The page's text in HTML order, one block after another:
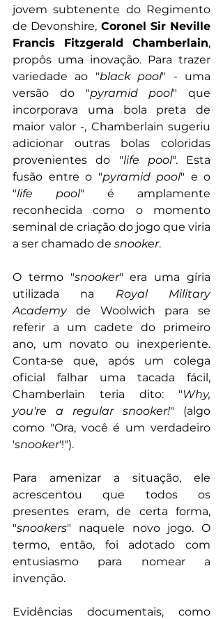
jovem subtenente do Regimento
de Devonshire, Coronel Sir Neville
Francis Fitzgerald Chamberlain,
propôs uma inovação. Para trazer
variedade ao "black pool" - uma
versão do "pyramid pool" que
incorporava uma bola preta de
maior valor -, Chamberlain sugeriu
adicionar outras bolas coloridas
provenientes do "life pool". Esta
fusão entre o "pyramid pool" e o
"life pool" é amplamente
reconhecida como o momento
seminal de criação do jogo que viria
a ser chamado de snooker.
O termo "snooker" era uma gíria
utilizada na Royal Military
Academy de Woolwich para se
referir a um cadete do primeiro
ano, um novato ou inexperiente.
Conta-se que, após um colega
oficial falhar uma tacada fácil,
Chamberlain teria dito: "Why,
you're a regular snooker!" (algo
como "Ora, você é um verdadeiro
'snooker'!").
Para amenizar a situação, ele
acrescentou que todos os
presentes eram, de certa forma,
"snookers" naquele novo jogo. O
termo, então, foi adotado com
entusiasmo para nomear a
invenção.
Evidências documentais, como